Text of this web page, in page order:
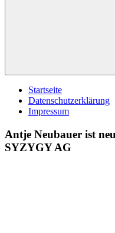
Startseite
Datenschutzerklärung
Impressum
Antje Neubauer ist
SYZYGY AG